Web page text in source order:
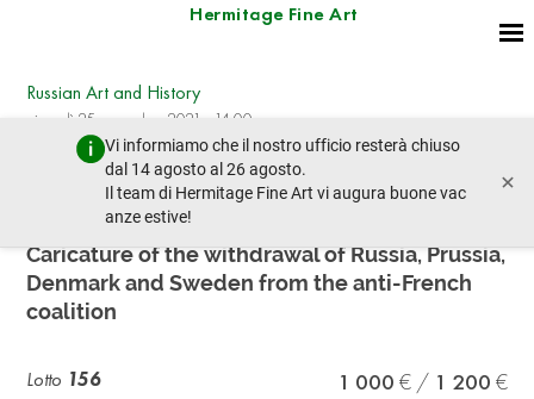
Hermitage Fine Art
Vi informiamo che il nostro ufficio resterà chiuso
dal 14 agosto al 26 agosto.
Il team di Hermitage Fine Art vi augura buone vac
anze estive!
×
Russian Art and History
giovedì 25 novembre 2021 - 14:00
lotto precedente lotto prossimo
UNKNOWN ARTIST
Caricature of the withdrawal of Russia, Prussia,
Denmark and Sweden from the anti-French
coalition
Lotto 156 1 000 1 200